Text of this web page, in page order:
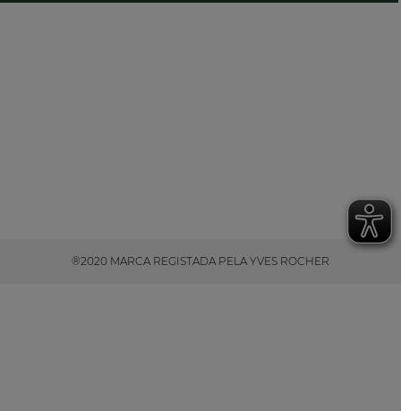
®2020 MARCA REGISTADA PELA YVES ROCHER